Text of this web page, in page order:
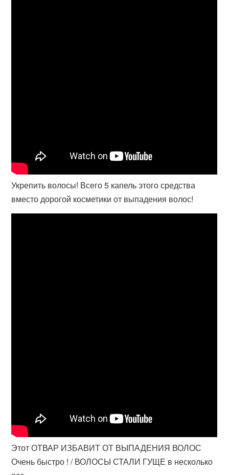
Укрепить волосы! Всего 5 капель этого средства
вместо дорогой косметики от выпадения волос!
Этот ОТВАР ИЗБАВИТ ОТ ВЫПАДЕНИЯ ВОЛОС
Очень быстро ! / ВОЛОСЫ СТАЛИ ГУЩЕ в несколько